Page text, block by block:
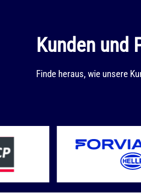
Kunden und
Finde heraus, wie unsere